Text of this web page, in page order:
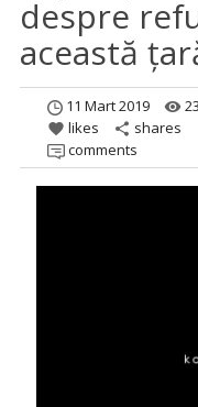
despre
această
11 Mart 2019 remove_red_eye
favorite likes share shares
comments